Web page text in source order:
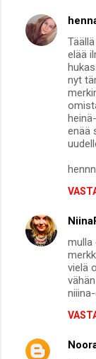
elää
nyt
enää
mulla
vielä